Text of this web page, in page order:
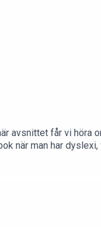
avsnittet får vi höra
när man har
av ohyra i